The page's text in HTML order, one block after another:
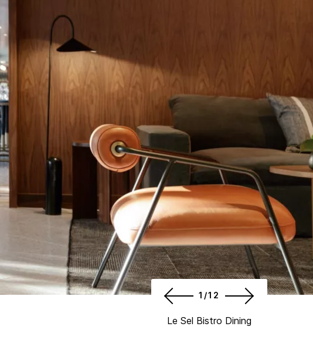
Le Sel Bistro Dining
1/12